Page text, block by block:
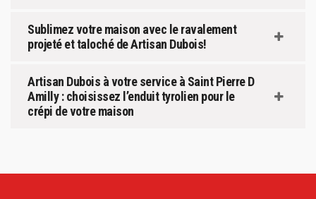
Sublimez votre maison avec le ravalement
projeté et taloché de Artisan Dubois!
Artisan Dubois à votre service à Saint Pierre D
Amilly : choisissez l’enduit tyrolien pour le
crépi de votre maison